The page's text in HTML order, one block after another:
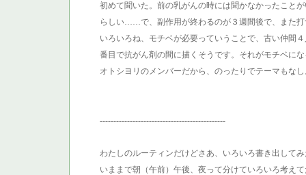
初めて聞いた。前の乳がんの時には聞かなかったこと
らしい……で、副作用が終わるのが３週間後で、また
いろいろね、モチベが必要っていうことで、古い仲間
番目で抗がん剤の間に描くそうです。それがモチベに
オトシヨリのメンバーだから、のったりでテーマもな
----------------------------------------------
わたしのルーティンだけどさあ、いろいろ書き出して
いままで朝（午前）午後、夜って分けていろいろ考え